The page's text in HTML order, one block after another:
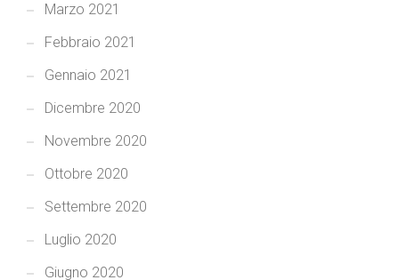
Marzo 2021
Febbraio 2021
Gennaio 2021
Dicembre 2020
Novembre 2020
Ottobre 2020
Settembre 2020
Luglio 2020
Giugno 2020